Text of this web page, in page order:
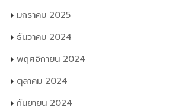
มกราคม 2025
ธันวาคม 2024
พฤศจิกายน 2024
ตุลาคม 2024
กันยายน 2024